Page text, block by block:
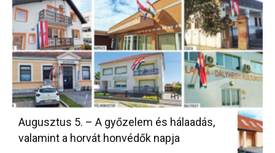
Augusztus 5. – A győzelem és hálaadás,
valamint a horvát honvédők napja